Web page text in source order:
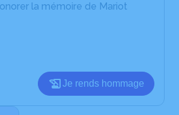
la mémoire de Mariot
Je rends hommage